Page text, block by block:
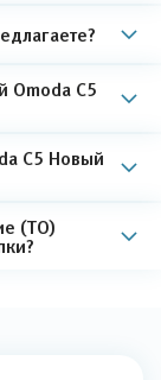
Omoda C5
C5 Новый
(ТО)